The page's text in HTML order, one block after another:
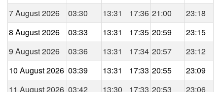
7 August 2026
03:30 13:31 17:36 21:00
23:18
8 August 2026
03:33 13:31 17:35 20:59
23:15
9 August 2026
03:36 13:31 17:34 20:57
23:12
10 August 2026 03:39 13:31 17:33 20:55
23:09
11 August 2026 03:42 13:30 17:33 20:53
23:06